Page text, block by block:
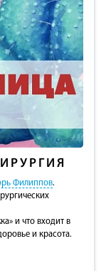
Филиппов.
и что входит в
и красота.